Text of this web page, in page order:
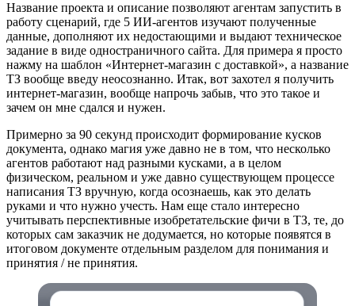
Название проекта и описание позволяют агентам запустить в
работу сценарий, где 5 ИИ-агентов изучают полученные
данные, дополняют их недостающими и выдают техническое
задание в виде одностраничного сайта. Для примера я просто
нажму на шаблон «Интернет-магазин с доставкой», а название
ТЗ вообще введу неосознанно. Итак, вот захотел я получить
интернет-магазин, вообще напрочь забыв, что это такое и
зачем он мне сдался и нужен.
Примерно за 90 секунд происходит формирование кусков
документа, однако магия уже давно не в том, что несколько
агентов работают над разными кусками, а в целом
физическом, реальном и уже давно существующем процессе
написания ТЗ вручную, когда осознаешь, как это делать
руками и что нужно учесть. Нам еще стало интересно
учитывать перспективные изобретательские фичи в ТЗ, те, до
которых сам заказчик не додумается, но которые появятся в
итоговом документе отдельным разделом для понимания и
принятия / не принятия.